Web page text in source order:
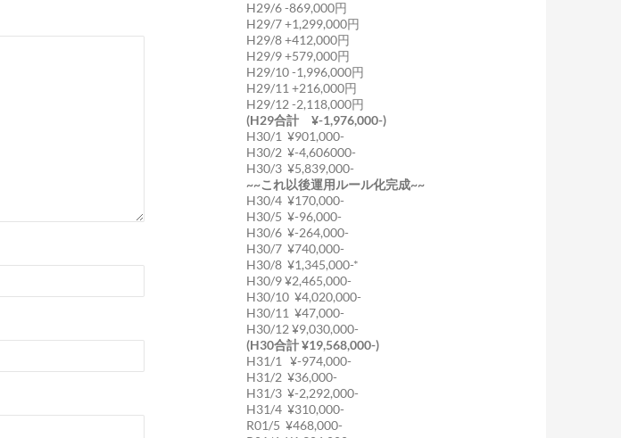
H29/6 -869,000円
H29/7 +1,299,000円
H29/8 +412,000円
H29/9 +579,000円
H29/10 -1,996,000円
H29/11 +216,000円
H29/12 -2,118,000円
(H29合計 ¥-1,976,000-)
H30/1 ¥901,000-
H30/2 ¥-4,606000-
H30/3 ¥5,839,000-
~~これ以後運用ルール化完成~~
H30/4 ¥170,000-
H30/5 ¥-96,000-
H30/6 ¥-264,000-
H30/7 ¥740,000-
H30/8 ¥1,345,000-*
H30/9 ¥2,465,000-
H30/10 ¥4,020,000-
H30/11 ¥47,000-
H30/12 ¥9,030,000-
(H30合計 ¥19,568,000-)
H31/1 ¥-974,000-
H31/2 ¥36,000-
H31/3 ¥-2,292,000-
H31/4 ¥310,000-
R01/5 ¥468,000-